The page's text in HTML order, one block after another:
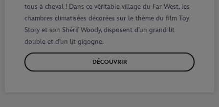
tous à cheval ! Dans ce véritable village du Far West, les
chambres climatisées décorées sur le thème du film Toy
Story et son Shérif Woody, disposent d’un grand lit
double et d’un lit gigogne.
DÉCOUVRIR